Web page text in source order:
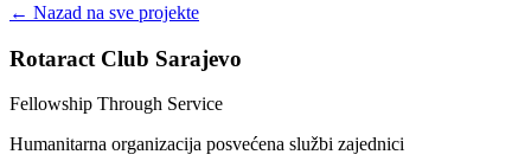
← Nazad na sve projekte
Rotaract Club Sarajevo
Fellowship Through Service
Humanitarna organizacija posvećena službi zajednici